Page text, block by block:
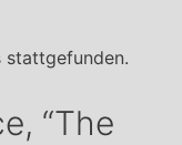
stattgefunden.
“The